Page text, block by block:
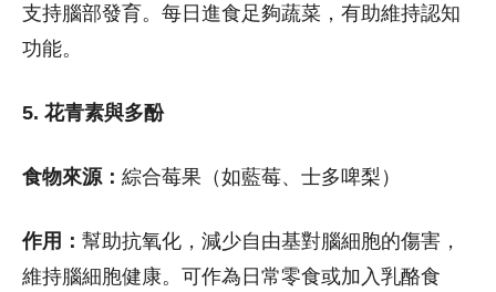
支持腦部發育。每日進食足夠蔬菜，有助維持認知
功能。
5. 花青素與多酚
食物來源： 綜合莓果（如藍莓、士多啤梨）
作用： 幫助抗氧化，減少自由基對腦細胞的傷害，
維持腦細胞健康。可作為日常零食或加入乳酪食